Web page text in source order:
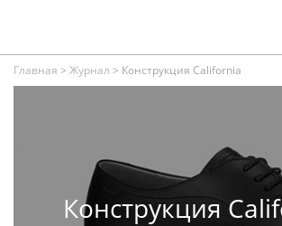
Главная > Журнал > Конструкция California
Конструкция